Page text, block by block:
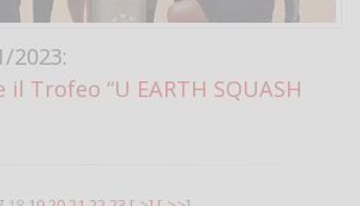
2023:
Trofeo “U EARTH SQUASH